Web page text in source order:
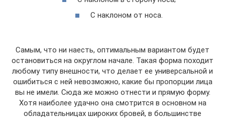
С наклоном от носа.
Самым, что ни наесть, оптимальным вариантом будет
остановиться на округлом начале. Такая форма походит
любому типу внешности, что делает ее универсальной и
ошибиться с ней невозможно, какие бы пропорции лица
вы не имели. Сюда же можно отнести и прямую форму.
Хотя наиболее удачно она смотрится в основном на
обладательницах широких бровей, в большинстве